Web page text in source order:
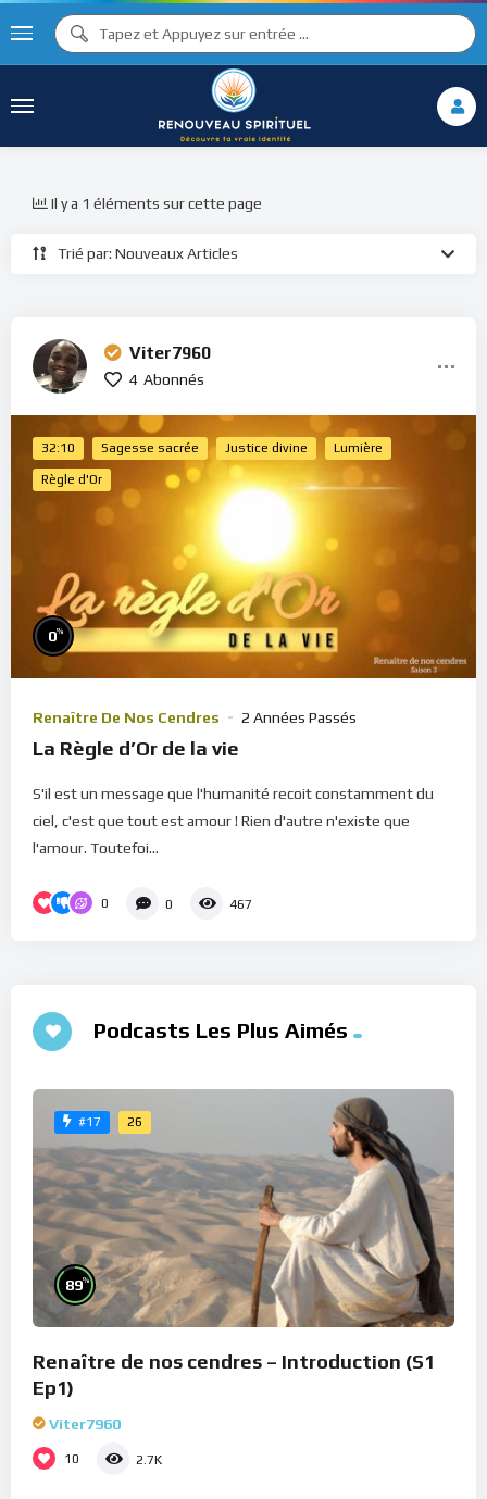
Trié par: Nouveaux Articles
Il y a 1 éléments sur cette page
Viter7960
4 Abonnés
32:10 Sagesse sacrée Justice divine Lumière
Règle d'Or
0%
Renaître De Nos Cendres 2 Années Passés
La Règle d’Or de la vie
S'il est un message que l'humanité recoit constamment du
ciel, c'est que tout est amour ! Rien d'autre n'existe que
l'amour. Toutefoi...
0 0 467
Podcasts Les Plus Aimés
#17 26
89%
Renaître de nos cendres – Introduction (S1
Ep1)
Viter7960
10 2.7K